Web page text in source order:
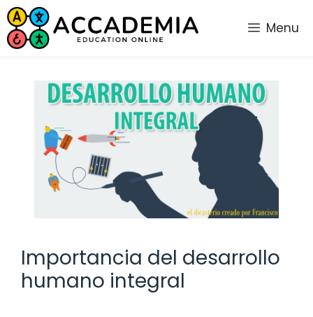
Saltar
al
contenido
Menu
Importancia del desarrollo
humano integral